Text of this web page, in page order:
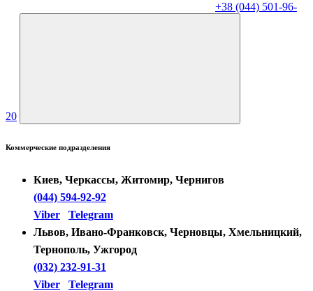
+38 (044) 501-96-
20
Коммерческие подразделения
Киев, Черкассы, Житомир, Чернигов
(044) 594-92-92
Viber
Telegram
Львов, Ивано-Франковск, Черновцы, Хмельницкий,
Тернополь, Ужгород
(032) 232-91-31
Viber
Telegram